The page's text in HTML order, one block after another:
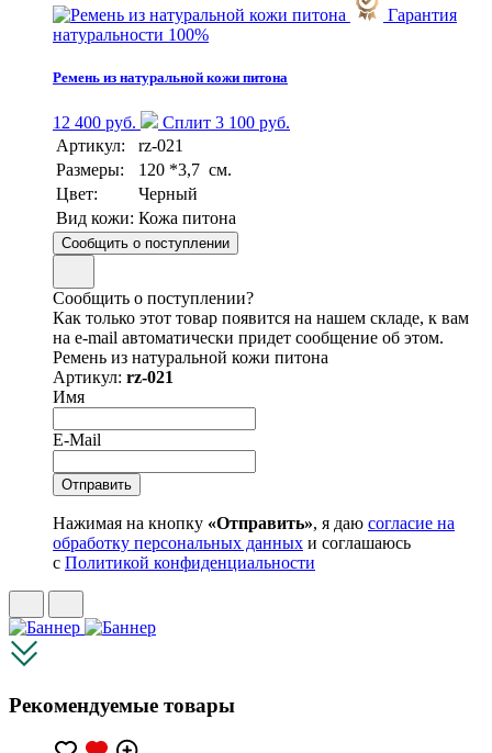
Гарантия
натуральности 100%
Ремень из натуральной кожи питона
12 400 руб.
Сплит 3 100 руб.
Артикул:
rz-021
Размеры:
120 *3,7 см.
Цвет:
Черный
Вид кожи: Кожа питона
Сообщить о поступлении
Сообщить о поступлении?
Как только этот товар появится на нашем складе, к вам
на e-mail автоматически придет сообщение об этом.
Ремень из натуральной кожи питона
Артикул: rz-021
Имя
E-Mail
Нажимая на кнопку «Отправить», я даю согласие на
обработку персональных данных и соглашаюсь
с Политикой конфиденциальности
Рекомендуемые товары